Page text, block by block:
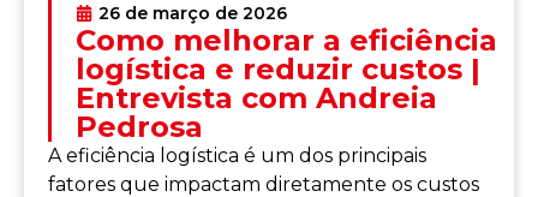
26 de março de 2026
Como melhorar a eficiência
logística e reduzir custos |
Entrevista com Andreia
Pedrosa
A eficiência logística é um dos principais
fatores que impactam diretamente os custos